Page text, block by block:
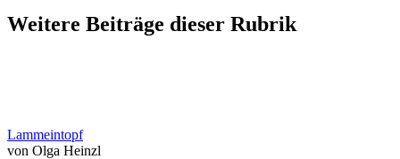
Weitere Beiträge dieser Rubrik
Lammeintopf
von Olga Heinzl